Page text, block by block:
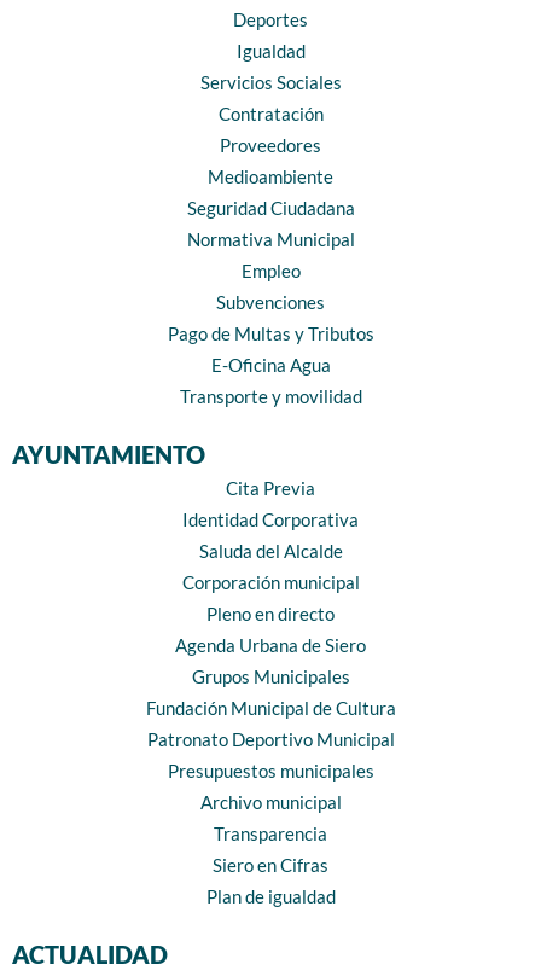
Deportes
Igualdad
Servicios Sociales
Contratación
Proveedores
Medioambiente
Seguridad Ciudadana
Normativa Municipal
Empleo
Subvenciones
Pago de Multas y Tributos
E-Oficina Agua
Transporte y movilidad
AYUNTAMIENTO
Cita Previa
Identidad Corporativa
Saluda del Alcalde
Corporación municipal
Pleno en directo
Agenda Urbana de Siero
Grupos Municipales
Fundación Municipal de Cultura
Patronato Deportivo Municipal
Presupuestos municipales
Archivo municipal
Transparencia
Siero en Cifras
Plan de igualdad
ACTUALIDAD